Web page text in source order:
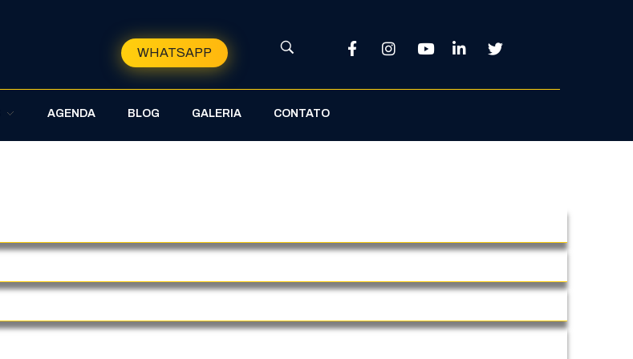
WHATSAPP
AGENDA BLOG GALERIA CONTATO